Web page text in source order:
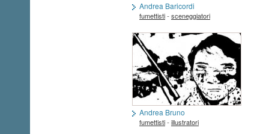
Andrea Baricordi
fumettisti-sceneggiatori
Andrea Bruno
fumettisti-illustratori